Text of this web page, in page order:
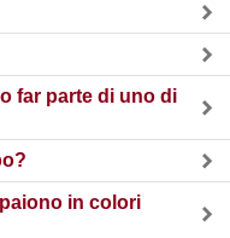
far parte di uno di
in colori